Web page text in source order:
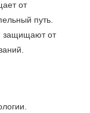
от
путь.
защищают от